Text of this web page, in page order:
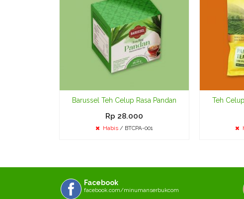
Barussel Teh Celup Rasa Pandan
Rp 28.000
Habis/ BTCPA-001
Teh
Facebook
facebook.com/minumanserbukcom